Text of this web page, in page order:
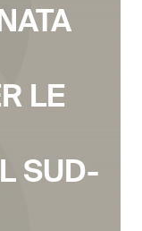
LE
SUD-